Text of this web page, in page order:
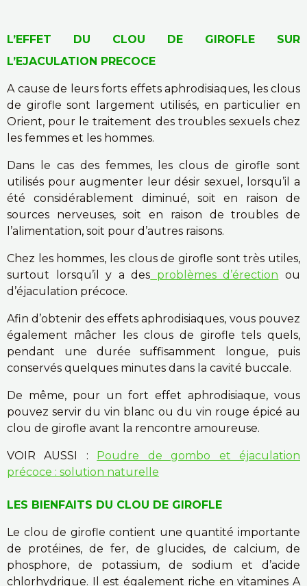
L’EFFET DU CLOU DE GIROFLE SUR
L’EJACULATION PRECOCE
A cause de leurs forts effets aphrodisiaques, les clous
de girofle sont largement utilisés, en particulier en
Orient, pour le traitement des troubles sexuels chez
les femmes et les hommes.
Dans le cas des femmes, les clous de girofle sont
utilisés pour augmenter leur désir sexuel, lorsqu’il a
été considérablement diminué, soit en raison de
sources nerveuses, soit en raison de troubles de
l’alimentation, soit pour d’autres raisons.
Chez les hommes, les clous de girofle sont très utiles,
surtout lorsqu’il y a des problèmes d’érection ou
d’éjaculation précoce.
Afin d’obtenir des effets aphrodisiaques, vous pouvez
également mâcher les clous de girofle tels quels,
pendant une durée suffisamment longue, puis
conservés quelques minutes dans la cavité buccale.
De même, pour un fort effet aphrodisiaque, vous
pouvez servir du vin blanc ou du vin rouge épicé au
clou de girofle avant la rencontre amoureuse.
VOIR AUSSI :
Poudre de gombo et éjaculation
précoce : solution naturelle
LES BIENFAITS DU CLOU DE GIROFLE
Le clou de girofle contient une quantité importante
de protéines, de fer, de glucides, de calcium, de
phosphore, de potassium, de sodium et d’acide
chlorhydrique. Il est également riche en vitamines A